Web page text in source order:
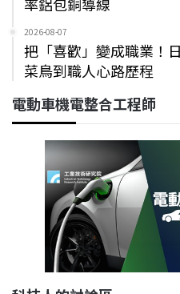
2026-08-07
把「喜歡」變成職業！
菜鳥到職人心路歷程
電動車機電整合工程師